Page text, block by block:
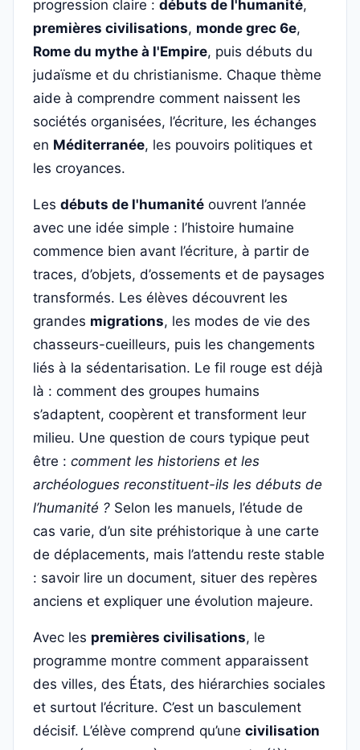
progression claire : débuts de l'humanité,
premières civilisations, monde grec 6e,
Rome du mythe à l'Empire, puis débuts du
judaïsme et du christianisme. Chaque thème
aide à comprendre comment naissent les
sociétés organisées, l’écriture, les échanges
en Méditerranée, les pouvoirs politiques et
les croyances.
Les débuts de l'humanité ouvrent l’année
avec une idée simple : l’histoire humaine
commence bien avant l’écriture, à partir de
traces, d’objets, d’ossements et de paysages
transformés. Les élèves découvrent les
grandes migrations, les modes de vie des
chasseurs-cueilleurs, puis les changements
liés à la sédentarisation. Le fil rouge est déjà
là : comment des groupes humains
s’adaptent, coopèrent et transforment leur
milieu. Une question de cours typique peut
être : comment les historiens et les
archéologues reconstituent-ils les débuts de
l’humanité ? Selon les manuels, l’étude de
cas varie, d’un site préhistorique à une carte
de déplacements, mais l’attendu reste stable
: savoir lire un document, situer des repères
anciens et expliquer une évolution majeure.
Avec les premières civilisations, le
programme montre comment apparaissent
des villes, des États, des hiérarchies sociales
et surtout l’écriture. C’est un basculement
décisif. L’élève comprend qu’une civilisation